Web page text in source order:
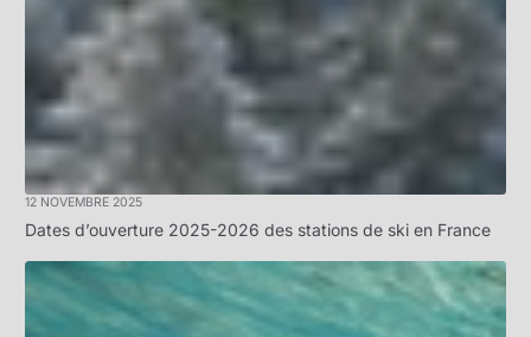
12 NOVEMBRE 2025
Dates d’ouverture 2025-2026 des stations de ski en France